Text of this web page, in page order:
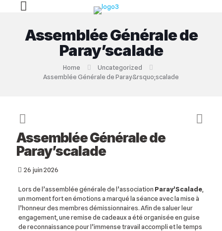
Assemblée Générale de
Paray’scalade
Home
Uncategorized
Assemblée Générale de Paray&rsquo;scalade
Assemblée Générale de
Paray’scalade
26 juin 2026
Lors de l’assemblée générale de l’association Paray’Scalade,
un moment fort en émotions a marqué la séance avec la mise à
l’honneur des membres démissionnaires. Afin de saluer leur
engagement, une remise de cadeaux a été organisée en guise
de reconnaissance pour l’immense travail accompli et le temps